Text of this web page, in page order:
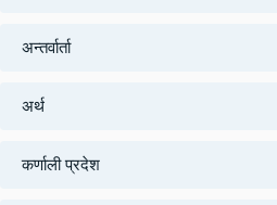
अन्तर्वार्ता
अर्थ
कर्णाली प्रदेश